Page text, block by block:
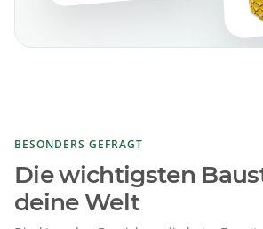
BESONDERS GEFRAGT
Die wichtigsten
deine Welt